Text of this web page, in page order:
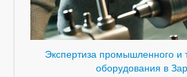
Экспертиза промышленного и
оборудования в